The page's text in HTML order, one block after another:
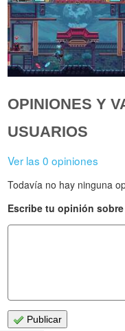
OPINIONES Y
USUARIOS
Ver las 0 opiniones
Todavía no hay ninguna
Escribe tu opinión
Publicar